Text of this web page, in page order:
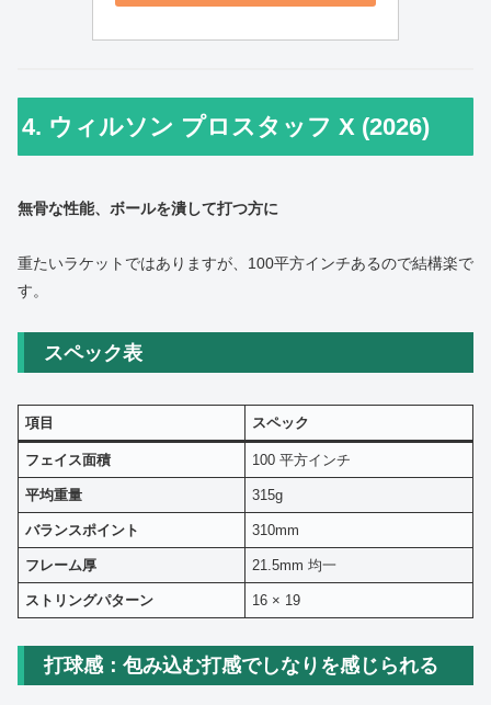
4. ウィルソン プロスタッフ X (2026)
無骨な性能、ボールを潰して打つ方に
重たいラケットではありますが、100平方インチあるので結構楽で
す。
スペック表
項目 スペック
フェイス面積 100 平方インチ
平均重量 315g
バランスポイント 310mm
フレーム厚 21.5mm 均一
ストリングパターン 16 × 19
打球感：包み込む打感でしなりを感じられる